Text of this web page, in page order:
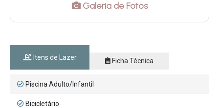
Galeria de Fotos
Itens de Lazer Ficha Técnica
Piscina Adulto/Infantil
Bicicletário